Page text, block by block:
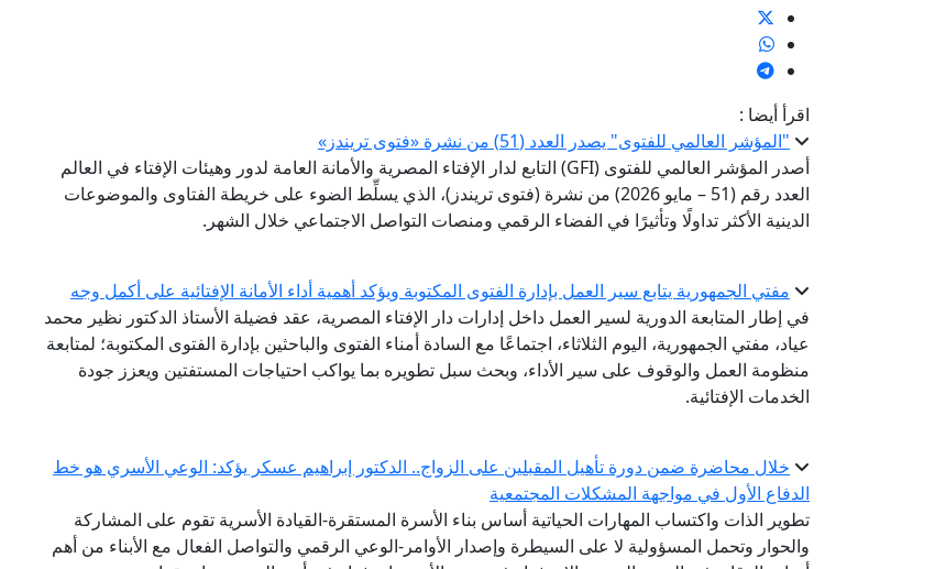
اقرأ أيضا :
"المؤشر العالمي للفتوى" يصدر العدد (51) من نشرة «فتوى تريندز»
أصدر المؤشر العالمي للفتوى (GFI) التابع لدار الإفتاء المصرية والأمانة العامة لدور وهيئات الإفتاء في العالم
العدد رقم (51 – مايو 2026) من نشرة (فتوى تريندز)، الذي يسلِّط الضوء على خريطة الفتاوى والموضوعات
الدينية الأكثر تداولًا وتأثيرًا في الفضاء الرقمي ومنصات التواصل الاجتماعي خلال الشهر.
مفتي الجمهورية يتابع سير العمل بإدارة الفتوى المكتوبة ويؤكد أهمية أداء الأمانة الإفتائية على أكمل وجه
في إطار المتابعة الدورية لسير العمل داخل إدارات دار الإفتاء المصرية، عقد فضيلة الأستاذ الدكتور نظير محمد
عياد، مفتي الجمهورية، اليوم الثلاثاء، اجتماعًا مع السادة أمناء الفتوى والباحثين بإدارة الفتوى المكتوبة؛ لمتابعة
منظومة العمل والوقوف على سير الأداء، وبحث سبل تطويره بما يواكب احتياجات المستفتين ويعزز جودة
الخدمات الإفتائية.
خلال محاضرة ضمن دورة تأهيل المقبلين على الزواج.. الدكتور إبراهيم عسكر يؤكد: الوعي الأسري هو خط
الدفاع الأول في مواجهة المشكلات المجتمعية
تطوير الذات واكتساب المهارات الحياتية أساس بناء الأسرة المستقرة-القيادة الأسرية تقوم على المشاركة
والحوار وتحمل المسؤولية لا على السيطرة وإصدار الأوامر-الوعي الرقمي والتواصل الفعال مع الأبناء من أهم